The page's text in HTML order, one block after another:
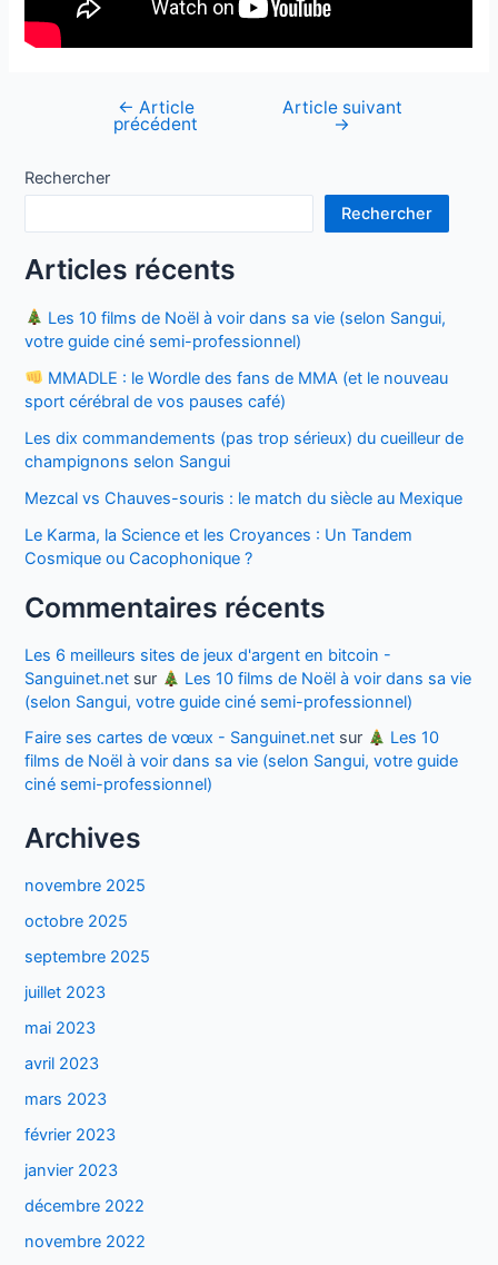
Navigation
← Article
précédent
Article suivant
→
Rechercher
Rechercher
Articles récents
Les 10 films de Noël à voir dans sa vie (selon Sangui,
votre guide ciné semi-professionnel)
MMADLE : le Wordle des fans de MMA (et le nouveau
sport cérébral de vos pauses café)
Les dix commandements (pas trop sérieux) du cueilleur de
champignons selon Sangui
Mezcal vs Chauves-souris : le match du siècle au Mexique
Le Karma, la Science et les Croyances : Un Tandem
Cosmique ou Cacophonique ?
Commentaires récents
Les 6 meilleurs sites de jeux d'argent en bitcoin -
Sanguinet.net sur
Les 10 films de Noël à voir dans sa vie
(selon Sangui, votre guide ciné semi-professionnel)
Faire ses cartes de vœux - Sanguinet.net sur
Les 10
films de Noël à voir dans sa vie (selon Sangui, votre guide
ciné semi-professionnel)
Archives
novembre 2025
octobre 2025
septembre 2025
juillet 2023
mai 2023
avril 2023
mars 2023
février 2023
janvier 2023
décembre 2022
novembre 2022